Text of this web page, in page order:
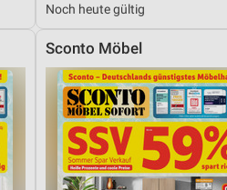
Noch heute gültig
Sconto Möbel